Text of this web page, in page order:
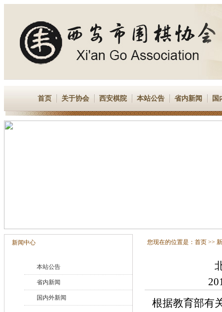
首页 关于协会 西安棋院 本站公告 省内新闻 国
新闻中心
本站公告
省内新闻
国内外新闻
您现在的位置是： 首页 >>
根据教育部有